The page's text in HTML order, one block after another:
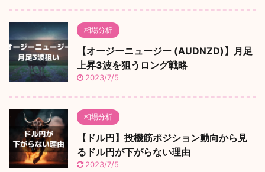
相場分析
【オージーニュージー (AUDNZD)】月足
上昇3波を狙うロング戦略
2023/7/5
相場分析
【ドル円】投機筋ポジション動向から見
るドル円が下がらない理由
2023/7/5